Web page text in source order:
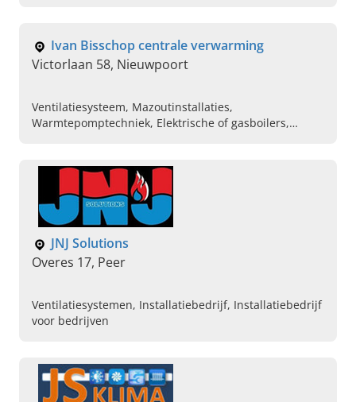
Ivan Bisschop centrale verwarming
Victorlaan 58, Nieuwpoort
Ventilatiesysteem, Mazoutinstallaties,
Warmtepomptechniek, Elektrische of gasboilers,
JNJ Solutions
Overes 17, Peer
Ventilatiesystemen, Installatiebedrijf, Installatiebedrijf
voor bedrijven